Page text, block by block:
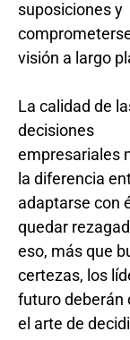
suposiciones y
visión a largo
La calidad de
decisiones
empresariales
la diferencia
adaptarse con
quedar
eso, más que
certezas, los
futuro deberán
el arte de